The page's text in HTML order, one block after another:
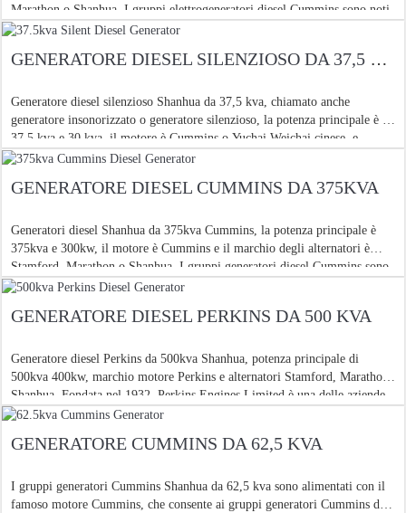
Marathon o Shanhua. I gruppi elettrogeneratori diesel Cummins sono noti
anche per la loro durabilità e bassa potenza
GENERATORE DIESEL SILENZIOSO DA 37,5 KVA
Generatore diesel silenzioso Shanhua da 37,5 kva, chiamato anche
generatore insonorizzato o generatore silenzioso, la potenza principale è di
37,5 kva e 30 kva, il motore è Cummins o Yuchai Weichai cinese, e
l'alternatore è Shanhua. Questo motore silenzioso da 37,5 kva
GENERATORE DIESEL CUMMINS DA 375KVA
Generatori diesel Shanhua da 375kva Cummins, la potenza principale è
375kva e 300kw, il motore è Cummins e il marchio degli alternatori è
Stamford, Marathon o Shanhua. I gruppi generatori diesel Cummins sono
anche noti per la loro durabilità e bassa potenza
GENERATORE DIESEL PERKINS DA 500 KVA
Generatore diesel Perkins da 500kva Shanhua, potenza principale di
500kva 400kw, marchio motore Perkins e alternatori Stamford, Marathon,
Shanhua. Fondata nel 1932, Perkins Engines Limited è una delle aziende
mondiali
GENERATORE CUMMINS DA 62,5 KVA
I gruppi generatori Cummins Shanhua da 62,5 kva sono alimentati con il
famoso motore Cummins, che consente ai gruppi generatori Cummins da